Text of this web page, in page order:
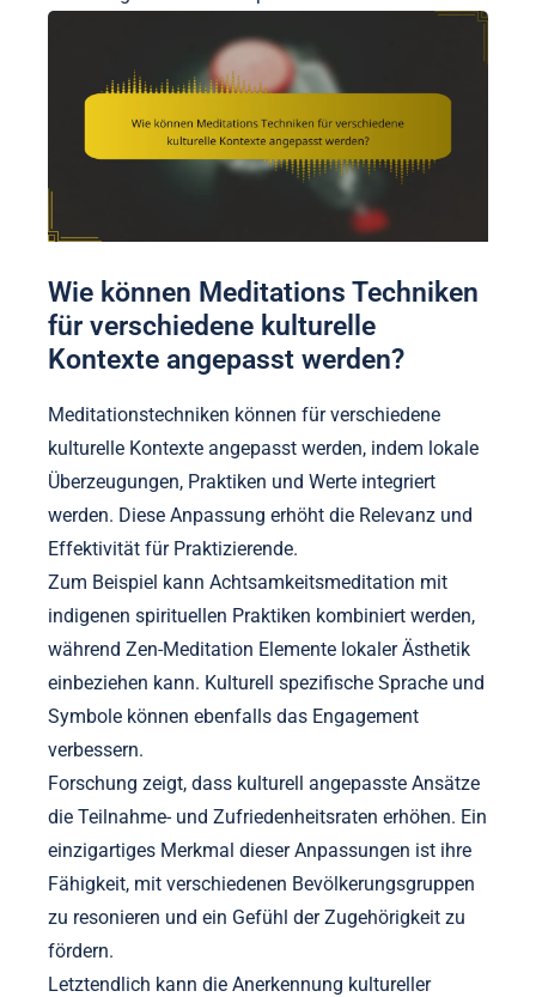
Wie können Meditations Techniken
für verschiedene kulturelle
Kontexte angepasst werden?
Meditationstechniken können für verschiedene
kulturelle Kontexte angepasst werden, indem lokale
Überzeugungen, Praktiken und Werte integriert
werden. Diese Anpassung erhöht die Relevanz und
Effektivität für Praktizierende.
Zum Beispiel kann Achtsamkeitsmeditation mit
indigenen spirituellen Praktiken kombiniert werden,
während Zen-Meditation Elemente lokaler Ästhetik
einbeziehen kann. Kulturell spezifische Sprache und
Symbole können ebenfalls das Engagement
verbessern.
Forschung zeigt, dass kulturell angepasste Ansätze
die Teilnahme- und Zufriedenheitsraten erhöhen. Ein
einzigartiges Merkmal dieser Anpassungen ist ihre
Fähigkeit, mit verschiedenen Bevölkerungsgruppen
zu resonieren und ein Gefühl der Zugehörigkeit zu
fördern.
Letztendlich kann die Anerkennung kultureller